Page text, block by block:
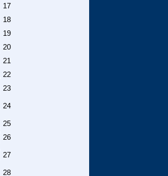
17
18
19
20
21
22
23
24
25
26
27
28